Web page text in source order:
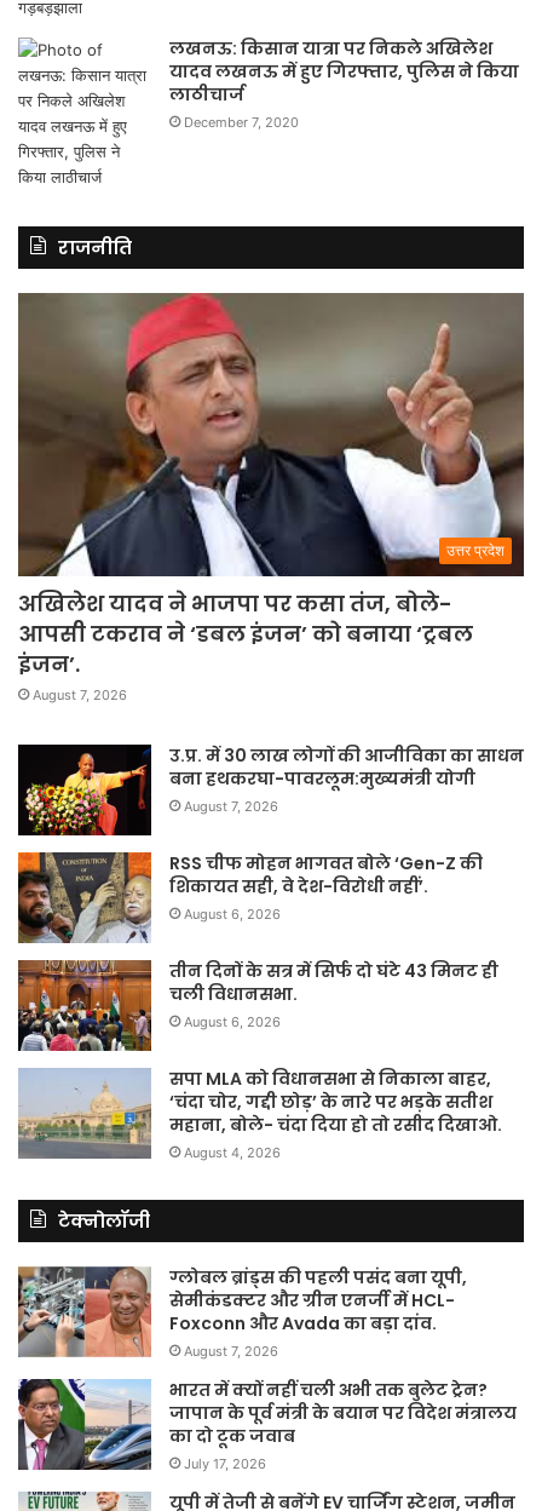
लखनऊ: किसान यात्रा पर निकले अखिलेश
यादव लखनऊ में हुए गिरफ्तार, पुलिस ने किया
लाठीचार्ज
December 7, 2020
राजनीति
उत्तर प्रदेश
अखिलेश यादव ने भाजपा पर कसा तंज, बोले-
आपसी टकराव ने ‘डबल इंजन’ को बनाया ‘ट्रबल
इंजन’.
August 7, 2026
उ.प्र. में 30 लाख लोगों की आजीविका का साधन
बना हथकरघा-पावरलूम:मुख्यमंत्री योगी
August 7, 2026
RSS चीफ मोहन भागवत बोले ‘Gen-Z की
शिकायत सही, वे देश-विरोधी नहीं’.
August 6, 2026
तीन दिनों के सत्र में सिर्फ दो घंटे 43 मिनट ही
चली विधानसभा.
August 6, 2026
सपा MLA को विधानसभा से निकाला बाहर,
‘चंदा चोर, गद्दी छोड़’ के नारे पर भड़के सतीश
महाना, बोले- चंदा दिया हो तो रसीद दिखाओ.
August 4, 2026
टेक्नोलॉजी
ग्लोबल ब्रांड्स की पहली पसंद बना यूपी,
सेमीकंडक्टर और ग्रीन एनर्जी में HCL-
Foxconn और Avada का बड़ा दांव.
August 7, 2026
भारत में क्यों नहीं चली अभी तक बुलेट ट्रेन?
जापान के पूर्व मंत्री के बयान पर विदेश मंत्रालय
का दो टूक जवाब
July 17, 2026
यूपी में तेजी से बनेंगे EV चार्जिंग स्टेशन, जमीन